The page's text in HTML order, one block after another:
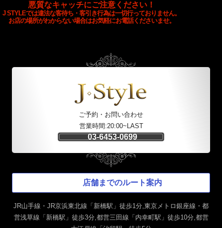
悪質なキャッチにご注意ください！
J STYLEでは違法な客待ち・客引き行為は一切行っておりません。
お店の場所がわからない場合はお気軽にお電話くださいませ。
ご予約・お問い合わせ
営業時間:20:00~LAST
03-6453-0699
店舗までのルート案内
JR山手線・JR京浜東北線「新橋駅」徒歩1分,東京メトロ銀座線・都
営浅草線「新橋駅」徒歩3分,都営三田線「内幸町駅」徒歩10分,都営